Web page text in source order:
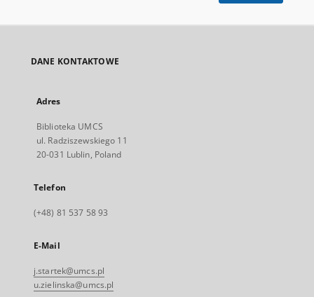
DANE KONTAKTOWE
Adres
Biblioteka UMCS
ul. Radziszewskiego 11
20-031 Lublin, Poland
Telefon
(+48) 81 537 58 93
E-Mail
j.startek@umcs.pl
u.zielinska@umcs.pl